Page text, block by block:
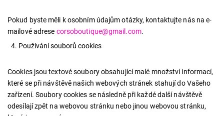
Pokud byste měli k osobním údajům otázky, kontaktujte nás na e-
mailové adrese corsoboutique@gmail.com.
Používání souborů cookies
Cookies jsou textové soubory obsahující malé množství informací,
které se při návštěvě našich webových stránek stahují do Vašeho
zařízení. Soubory cookies se následně při každé další návštěvě
odesílají zpět na webovou stránku nebo jinou webovou stránku,